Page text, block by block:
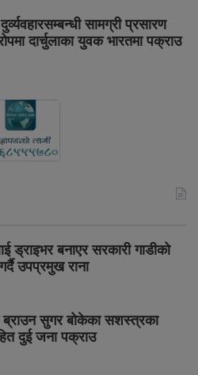
सामग्री प्रसारण
दार्चुलाका युवक भारतमा पक्राउ
ड्राइभर बनाएर सरकारी गाडीको
उपप्रमुख राना
ब्राउन सुगर बोकेका सशस्त्रका
दुई जना पक्राउ